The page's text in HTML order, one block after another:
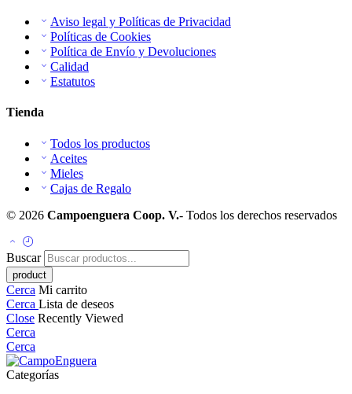
Aviso legal y Políticas de Privacidad
Políticas de Cookies
Política de Envío y Devoluciones
Calidad
Estatutos
Tienda
Todos los productos
Aceites
Mieles
Cajas de Regalo
© 2026 Campoenguera Coop. V.- Todos los derechos reservados
Buscar
Cerca Mi carrito
Cerca Lista de deseos
Close Recently Viewed
Cerca
Cerca
Categorías